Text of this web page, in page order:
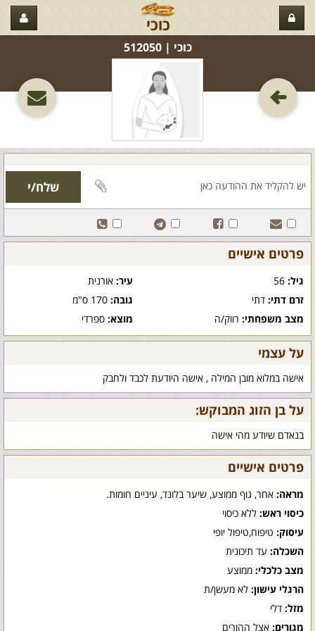
כוכי
כוכי‏ | 512050
פרטים אישיים
גיל: עיר:אורנית
זרם דתי: דתי גובה:170 ס"מ
מצב משפחתי: רווק/ה מוצא:ספרדי
על עצמי
אישה במלוא מובן המילה , אישה היודעת לכבד ולחבק
על בן הזוג המבוקש:
בנאדם שיודע מהי אישה
פרטים אישיים
מראה: אחר, גוף ממוצע, שיער בלונד, עיניים חומות.
כיסוי ראש: ללא כיסוי
עיסוק: טיפוח,טיפול יופי
השכלה: עד תיכונית
מצב כלכלי: ממוצע
הרגלי עישון: לא מעשן/ת
מזל: דלי
מגורים: אצל ההורים